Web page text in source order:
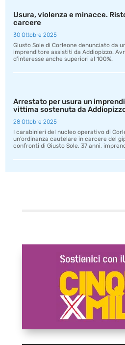
Usura, violenza e minacce.
carcere
30 Ottobre 2025
Giusto Sole di Corleone denunciato da
imprenditore assistiti da Addiopizzo.
d’interesse anche superiori al 100%.
Arrestato per usura un
vittima sostenuta da
28 Ottobre 2025
I carabinieri del nucleo operativo di
un’ordinanza cautelare in carcere del
confronti di Giusto Sole, 37 anni,